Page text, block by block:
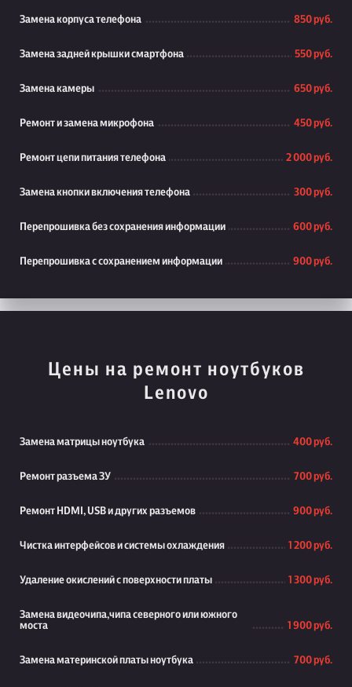
Замена корпуса телефона 850 руб.
Замена задней крышки смартфона 550 руб.
Замена камеры 650 руб.
Ремонт и замена микрофона 450 руб.
Ремонт цепи питания телефона 2 000 руб.
Замена кнопки включения телефона 300 руб.
Перепрошивка без сохранения информации 600 руб.
Перепрошивка с сохранением информации 900 руб.
Цены на ремонт ноутбуков
Lenovo
Замена матрицы ноутбука 400 руб.
Ремонт разъема ЗУ 700 руб.
Ремонт HDMI, USB и других разъемов 900 руб.
Чистка интерфейсов и системы охлаждения 1 200 руб.
Удаление окислений с поверхности платы 1 300 руб.
Замена видеочипа,чипа северного или южного
моста
1 900 руб.
Замена материнской платы ноутбука 700 руб.